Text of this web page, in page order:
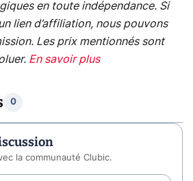
en toute indépendance. Si
lien d’affiliation, nous pouvons
Les prix mentionnés sont
En savoir plus
0
la communauté Clubic.